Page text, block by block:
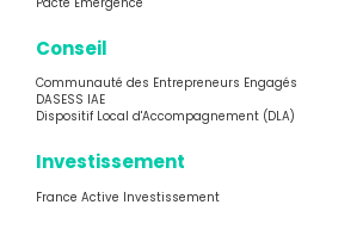
Pacte Émergence
Conseil
Communauté des Entrepreneurs Engagés
DASESS IAE
Dispositif Local d'Accompagnement (DLA)
Investissement
France Active Investissement